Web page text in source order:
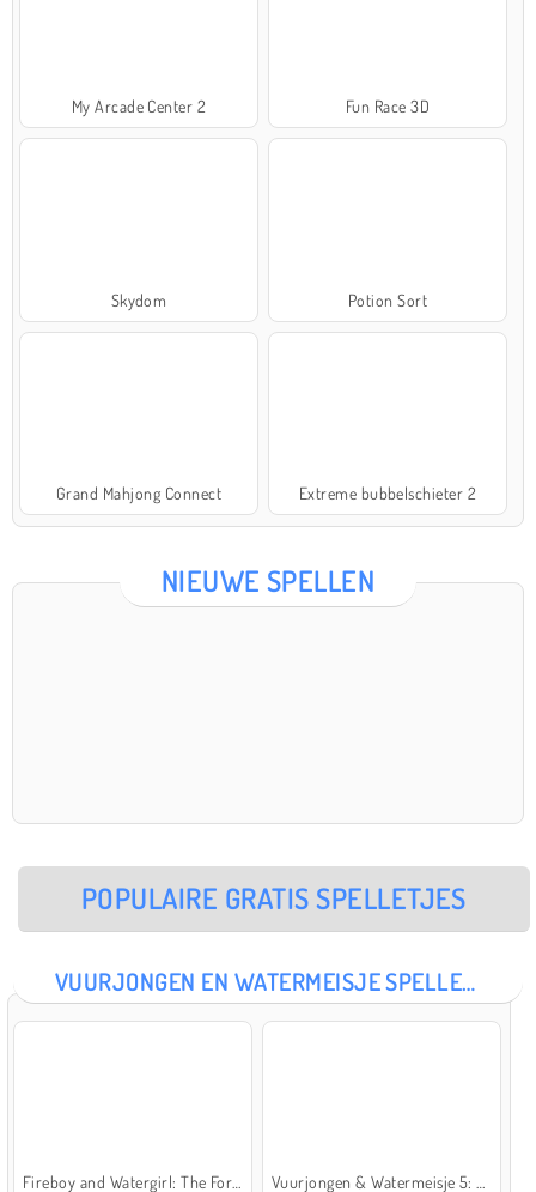
My Arcade Center 2 Fun Race 3D
Skydom Potion Sort
Grand Mahjong Connect Extreme bubbelschieter 2
NIEUWE SPELLEN
POPULAIRE GRATIS SPELLETJES
VUURJONGEN EN WATERMEISJE SPELLETJES